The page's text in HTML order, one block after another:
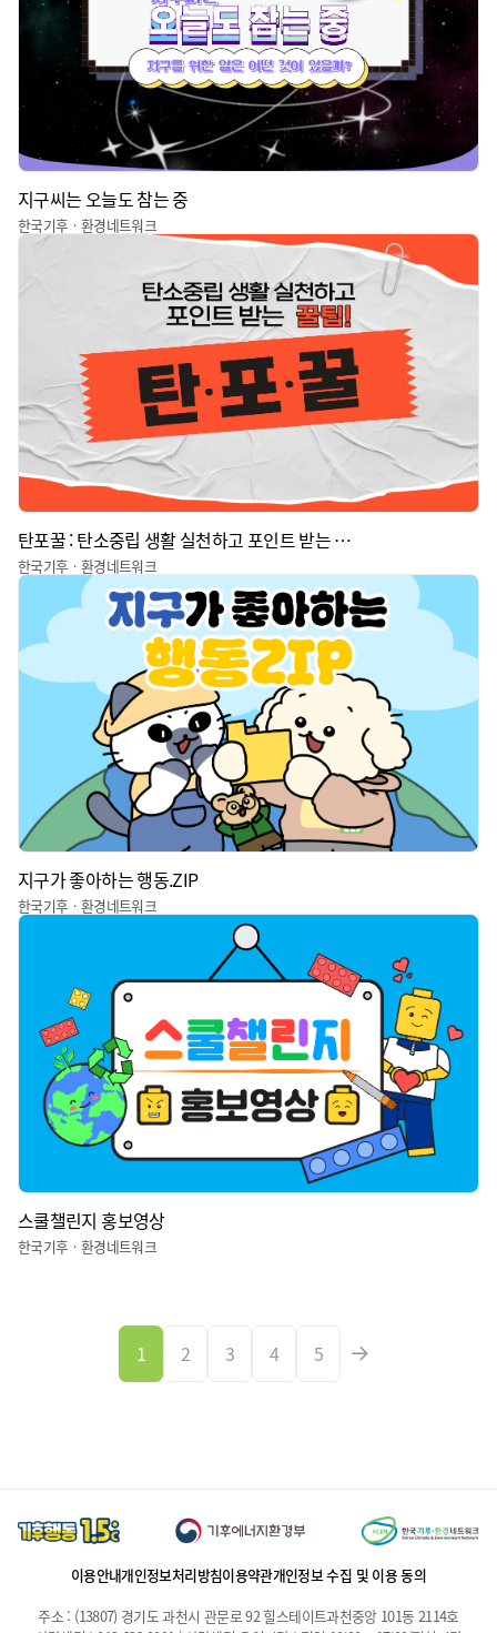
지구씨는 오늘도 참는 중
한국기후ㆍ환경네트워크
탄포꿀 : 탄소중립 생활 실천하고 포인트 받는 꿀팁
한국기후ㆍ환경네트워크
지구가 좋아하는 행동.ZIP
한국기후ㆍ환경네트워크
스쿨챌린지 홍보영상
한국기후ㆍ환경네트워크
1 2 3 4 5
이용안내개인정보처리방침이용약관개인정보 수집 및 이용 동의
주소 : (13807) 경기도 과천시 관문로 92 힐스테이트과천중앙 101동 2114호